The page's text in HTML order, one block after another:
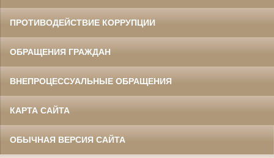
ПРОТИВОДЕЙСТВИЕ КОРРУПЦИИ
ОБРАЩЕНИЯ ГРАЖДАН
ВНЕПРОЦЕССУАЛЬНЫЕ ОБРАЩЕНИЯ
КАРТА САЙТА
ОБЫЧНАЯ ВЕРСИЯ САЙТА